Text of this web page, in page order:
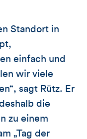
Standort in
einfach und
wir viele
sagt Rütz. Er
die
zu einem
„Tag der